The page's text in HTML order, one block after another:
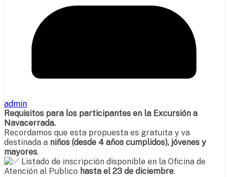
admin
Requisitos para los participantes en la Excursión a
Navacerrada.
Recordamos que esta propuesta es gratuita y va
destinada a niños (desde 4 años cumplidos), jóvenes y
mayores.
Listado de inscripción disponible en la Oficina de
Atención al Publico hasta el 23 de diciembre.